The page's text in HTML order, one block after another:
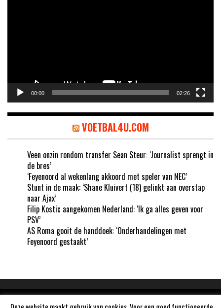
00:00 02:26
VOETBAL4U.COM
Veen onzin rondom transfer Sean Steur: ‘Journalist sprengt in
de bres’
‘Feyenoord al wekenlang akkoord met speler van NEC’
Stunt in de maak: ‘Shane Kluivert (18) gelinkt aan overstap
naar Ajax’
Filip Kostic aangekomen Nederland: ‘Ik ga alles geven voor
PSV’
AS Roma gooit de handdoek: ‘Onderhandelingen met
Feyenoord gestaakt’
Aangedreven doorWordPress